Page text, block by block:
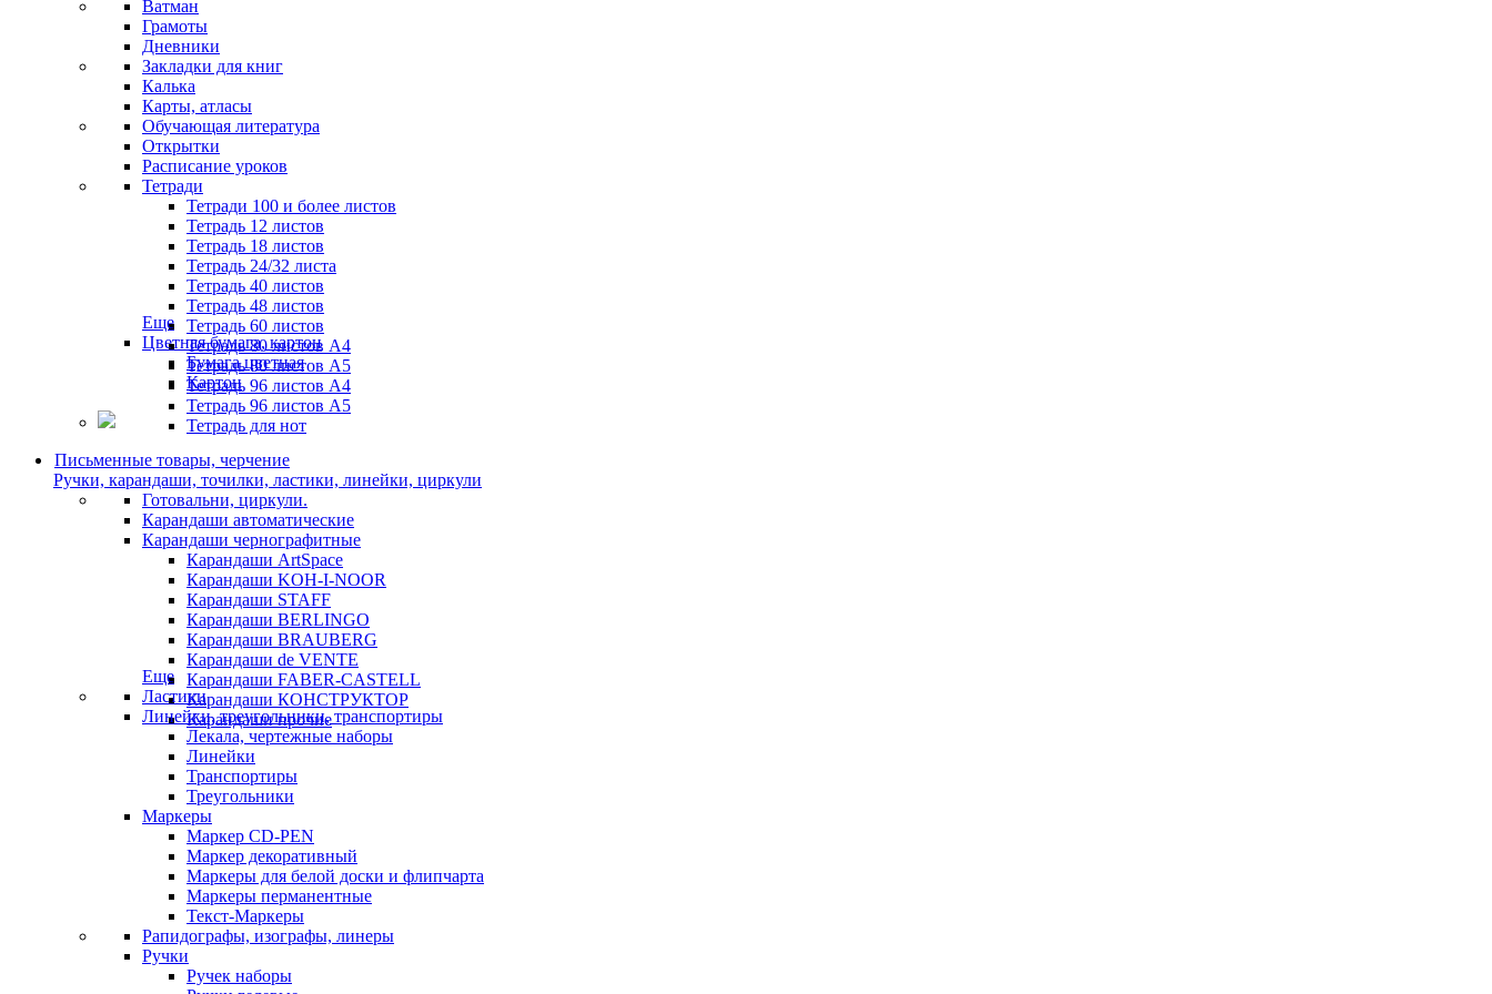
Ватман
Грамоты
Дневники
Закладки для книг
Калька
Карты, атласы
Обучающая литература
Открытки
Расписание уроков
Тетради
Тетради 100 и более листов
Тетрадь 12 листов
Тетрадь 18 листов
Тетрадь 24/32 листа
Тетрадь 40 листов
Тетрадь 48 листов
Тетрадь 60 листов
Тетрадь 80 листов А4
Тетрадь 80 листов А5
Тетрадь 96 листов А4
Тетрадь 96 листов А5
Тетрадь для нот
Еще
Цветная бумага, картон
Бумага цветная
Картон
Письменные товары, черчение
Ручки, карандаши, точилки, ластики, линейки, циркули
Готовальни, циркули.
Карандаши автоматические
Карандаши чернографитные
Карандаши ArtSpace
Карандаши KOH-I-NOOR
Карандаши STAFF
Карандаши BERLINGO
Карандаши BRAUBERG
Карандаши de VENTE
Карандаши FABER-CASTELL
Карандаши КОНСТРУКТОР
Карандаши прочие
Еще
Ластики
Линейки, треугольники, транспортиры
Лекала, чертежные наборы
Линейки
Транспортиры
Треугольники
Маркеры
Маркер CD-PEN
Маркер декоративный
Маркеры для белой доски и флипчарта
Маркеры перманентные
Текст-Маркеры
Рапидографы, изографы, линеры
Ручки
Ручек наборы